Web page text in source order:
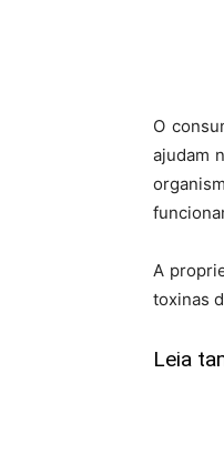
O
ajudam
A
toxinas
Leia